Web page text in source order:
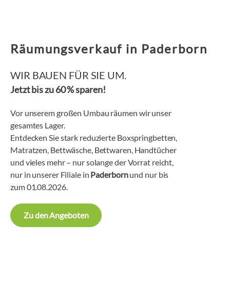
Räumungsverkauf in Paderborn
WIR BAUEN FÜR SIE UM.
Jetzt bis zu 60 % sparen!
Vor unserem großen Umbau räumen wir unser
gesamtes Lager.
Entdecken Sie stark reduzierte Boxspringbetten,
Matratzen, Bettwäsche, Bettwaren, Handtücher
und vieles mehr – nur solange der Vorrat reicht,
nur in unserer Filiale in Paderbornund nur bis
zum 01.08.2026.
Zu den Angeboten